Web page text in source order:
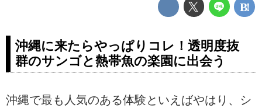
沖縄に来たらやっぱりコレ！透明度抜
群のサンゴと熱帯魚の楽園に出会う
沖縄で最も人気のある体験といえばやはり、シ